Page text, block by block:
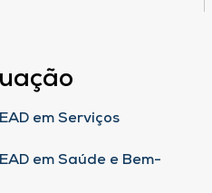
em Serviços
em Saúde e Bem-